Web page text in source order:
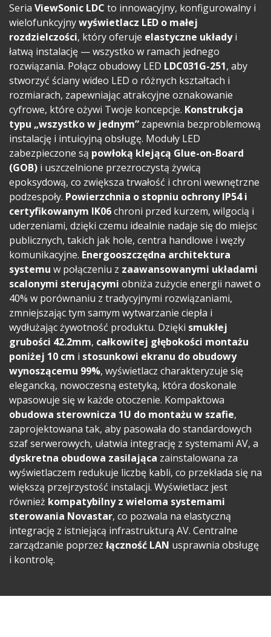
Seria ViewSonic LDC to innowacyjny, konfigurowalny i
wielofunkcyjnywyświetlacz LED o małej
rozdzielczości, który oferuje elastyczne układyi
łatwą instalację — wszystko w ramach jednego
rozwiązania. Połącz obudowy LED LDC031G-251, aby
stworzyć ściany wideo LED o różnych kształtach i
rozmiarach, zapewniając atrakcyjne oznakowanie
cyfrowe, które ożywi Twoje koncepcje. Konstrukcja
typu „wszystko w jednym” zapewnia bezproblemową
instalację i intuicyjną obsługę. Moduły LED
zabezpieczone są powłoką klejącą Glue-on-Board
(GOB) i uszczelnione przezroczystą żywicą
epoksydową, co zwiększa trwałość i chroni wewnętrzne
podzespoły. Powierzchnia o stopniu ochrony IP54 i
certyfikowanym IK06chroni przed kurzem, wilgocią i
uderzeniami, dzięki czemu idealnie nadaje się do miejsc
publicznych, takich jak hole, centra handlowe i węzły
komunikacyjne. Energooszczędna architektura
systemu w połączeniu z zaawansowanymi układami
scalonymi sterującymi obniża zużycie energii nawet o
40% w porównaniu z tradycyjnymi rozwiązaniami,
zmniejszając tym samym wytwarzanie ciepła i
wydłużając żywotność produktu. Dzięki smukłej
grubości 42.2mm, całkowitej głębokości montażu
poniżej 10 cm i stosunkowi ekranu do obudowy
wynoszącemu 99%, wyświetlacz charakteryzuje się
elegancką, nowoczesną estetyką, która doskonale
wpasowuje się w każde otoczenie. Kompaktowa
obudowa sterownicza 1U do montażu w szafie,
zaprojektowana tak, aby pasowała do standardowych
szaf serwerowych, ułatwia integrację z systemami AV, a
dyskretna obudowa zasilająca zainstalowana za
wyświetlaczem redukuje liczbę kabli, co przekłada się na
większą przejrzystość instalacji. Wyświetlacz jest
również kompatybilny z wieloma systemami
sterowania Novastar, co pozwala na elastyczną
integrację z istniejącą infrastrukturą AV. Centralne
zarządzanie poprzez łączność LAN usprawnia obsługę
i kontrolę.